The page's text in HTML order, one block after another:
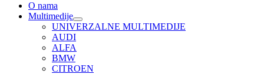
O nama
Multimedije
UNIVERZALNE MULTIMEDIJE
AUDI
ALFA
BMW
CITROEN